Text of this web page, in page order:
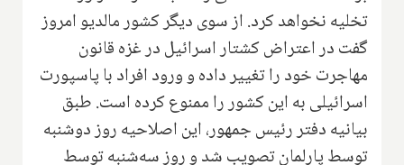
تخلیه نخواهد کرد. از سوی دیگر کشور مالدیو امروز
گفت در اعتراض کشتار اسرائیل در غزه قانون
مهاجرت خود را تغییر داده و ورود افراد با پاسپورت
اسرائیلی به این کشور را ممنوع کرده است. طبق
بیانیه دفتر رئیس جمهور، این اصلاحیه روز دوشنبه
توسط پارلمان تصویب شد و روز سه‌شنبه توسط